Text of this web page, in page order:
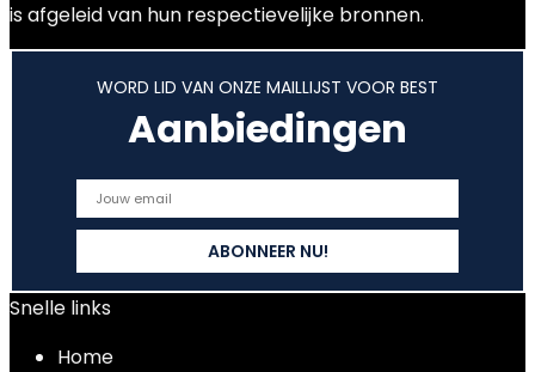
is afgeleid van hun respectievelijke bronnen.
WORD LID VAN ONZE MAILLIJST VOOR BEST
Aanbiedingen
Snelle links
Home